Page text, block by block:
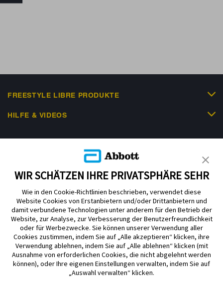
FREESTYLE LIBRE PRODUKTE
HILFE & VIDEOS
Impressum Nutzungsbedingungen
Datenschutzerklärung
Cookie Richtlinie
Barrierefreiheitserklärung
Mitteilung zur Datenverordnung
Cookie-Präferenzen
Copyright © 2026 Abbott. Alle Rechte vorbehalten. Libre, das
WIR SCHÄTZEN IHRE PRIVATSPHÄRE SEHR
Wie in den Cookie-Richtlinien beschrieben, verwendet diese
Website Cookies von Erstanbietern und/oder Drittanbietern und
damit verbundene Technologien unter anderem für den Betrieb der
Website, zur Analyse, zur Verbesserung der Benutzerfreundlichkeit
oder für Werbezwecke. Sie können unserer Verwendung aller
Cookies zustimmen, indem Sie auf „Alle akzeptieren“ klicken, ihre
Verwendung ablehnen, indem Sie auf „Alle ablehnen“ klicken (mit
Ausnahme von erforderlichen Cookies, die nicht abgelehnt werden
können), oder Ihre eigenen Einstellungen verwalten, indem Sie auf
„Auswahl verwalten“ klicken.